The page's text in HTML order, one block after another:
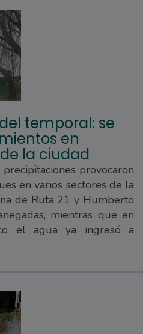
temporal: se
en
la ciudad
provocaron
en varios sectores de la
de Ruta 21 y Humberto
mientras que en
el agua ya ingresó a